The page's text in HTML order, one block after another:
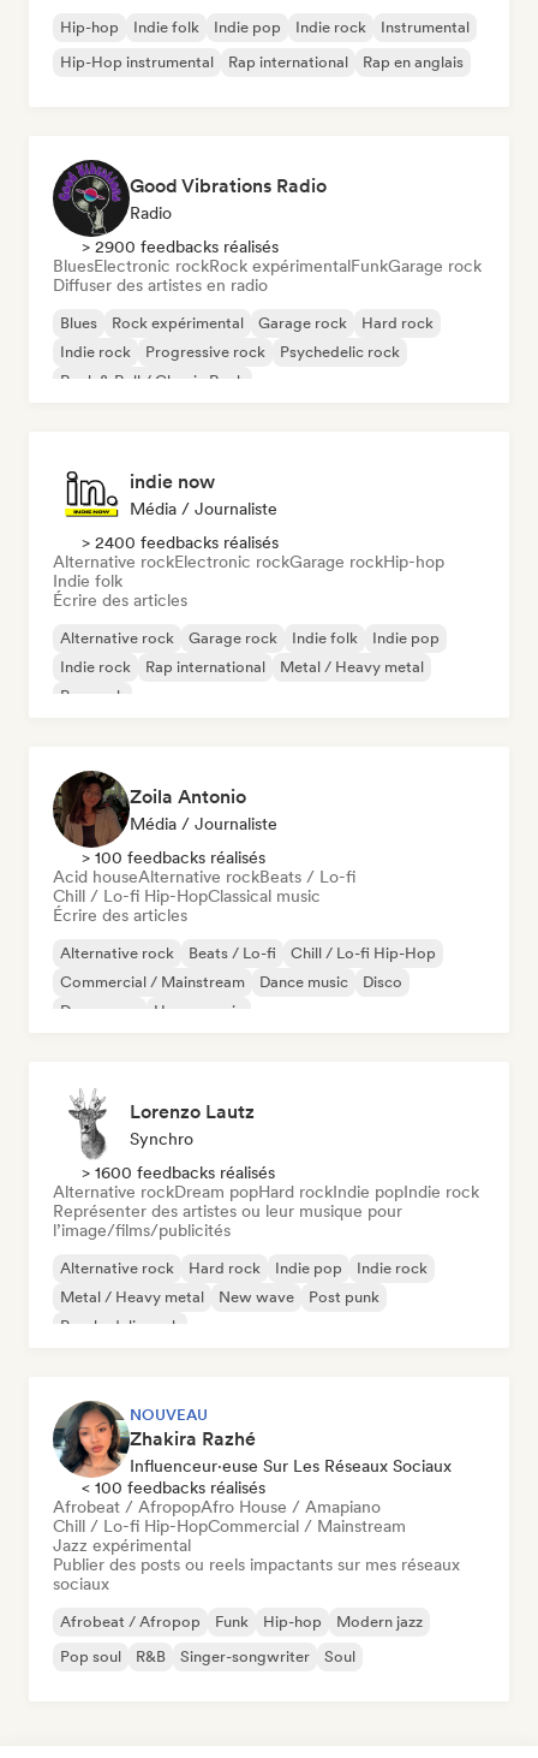
Hip-hop Indie folk Indie pop Indie rock
Instrumental
Hip-Hop instrumental
Rap international Rap en anglais
Good Vibrations Radio
Radio
> 2900 feedbacks réalisés
BluesElectronic rockRock expérimentalFunkGarage rock
Diffuser des artistes en radio
Blues Rock expérimental Garage rock
Hard rock
Indie rock
Progressive rock
Psychedelic rock
Rock & Roll / Classic Rock
indie now
Média / Journaliste
> 2400 feedbacks réalisés
Alternative rockElectronic rockGarage rockHip-hop
Indie folk
Écrire des articles
Alternative rock Garage rock Indie folk
Indie pop
Indie rock
Rap international
Metal / Heavy metal
Pop rock
Zoila Antonio
Média / Journaliste
> 100 feedbacks réalisés
Acid houseAlternative rockBeats / Lo-fi
Chill / Lo-fi Hip-HopClassical music
Écrire des articles
Alternative rock Beats / Lo-fi
Chill / Lo-fi Hip-Hop
Commercial / Mainstream
Dance music
Disco
Dream pop
House music
Lorenzo Lautz
Synchro
> 1600 feedbacks réalisés
Alternative rockDream popHard rockIndie popIndie rock
Représenter des artistes ou leur musique pour
l’image/films/publicités
Alternative rock Hard rock Indie pop
Indie rock
Metal / Heavy metal
New wave
Post punk
Psychedelic rock
NOUVEAU
Zhakira Razhé
Influenceur·euse Sur Les Réseaux Sociaux
< 100 feedbacks réalisés
Afrobeat / AfropopAfro House / Amapiano
Chill / Lo-fi Hip-HopCommercial / Mainstream
Jazz expérimental
Publier des posts ou reels impactants sur mes réseaux
sociaux
Afrobeat / Afropop Funk Hip-hop
Modern jazz
Pop soul
R&B Singer-songwriter Soul